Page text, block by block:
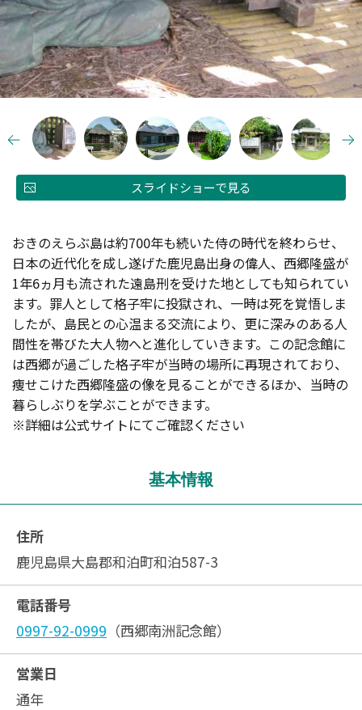
スライドショーで見る
おきのえらぶ島は約700年も続いた侍の時代を終わらせ、
日本の近代化を成し遂げた鹿児島出身の偉人、西郷隆盛が
1年6ヵ月も流された遠島刑を受けた地としても知られてい
ます。罪人として格子牢に投獄され、一時は死を覚悟しま
したが、島民との心温まる交流により、更に深みのある人
間性を帯びた大人物へと進化していきます。この記念館に
は西郷が過ごした格子牢が当時の場所に再現されており、
痩せこけた西郷隆盛の像を見ることができるほか、当時の
暮らしぶりを学ぶことができます。
※詳細は公式サイトにてご確認ください
基本情報
住所
鹿児島県大島郡和泊町和泊587-3
電話番号
0997-92-0999 （西郷南洲記念館）
営業日
通年